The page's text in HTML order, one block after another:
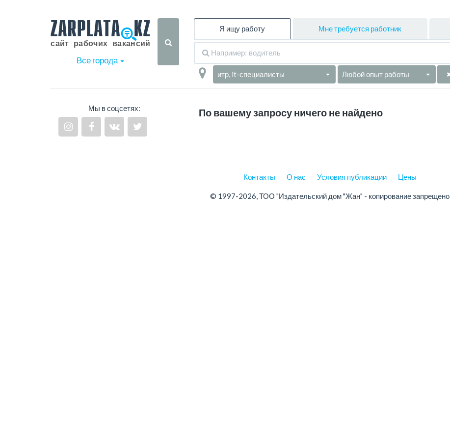
Все города
Я ищу работу Мне требуется работник
итр, it-специалисты Любой опыт работы
Мы в соцсетях: По вашему запросу ничего не найдено
Контакты О нас Условия публикации Цены
© 1997-2026, ТОО "Издательский дом "Жан" - копирование запрещено